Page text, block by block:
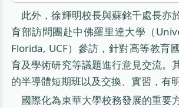
此外，徐輝明校長與蘇銘千處長亦
育部訪問團赴中佛羅里達大學（
Florida, UCF）參訪，針對高等教育
育及學術研究等議題進行意見交流。
的半導體短期班以及交換、實習，有
國際化為東華大學校務發展的重要